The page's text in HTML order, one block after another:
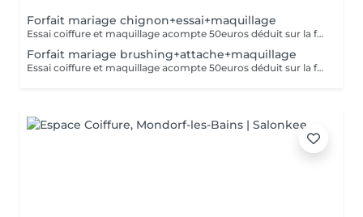
Forfait mariage chignon+essai+maquillage
Essai coiffure et maquillage acompte 50euros déduit sur la facture finale
Forfait mariage brushing+attache+maquillage
Essai coiffure et maquillage acompte 50euros déduit sur la facture finale